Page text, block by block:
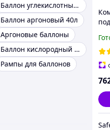
Баллон углекислотный 5л
Баллон аргоновый 40л
Аргоновые баллоны
Баллон кислородный 40 л
Рампы для баллонов